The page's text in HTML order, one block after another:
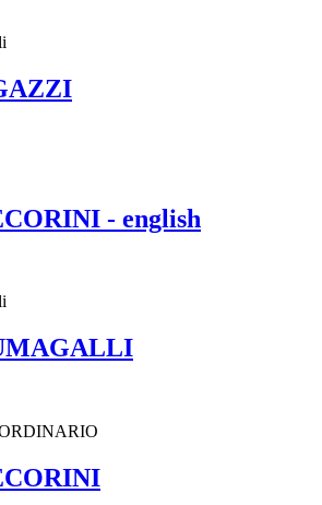
- english